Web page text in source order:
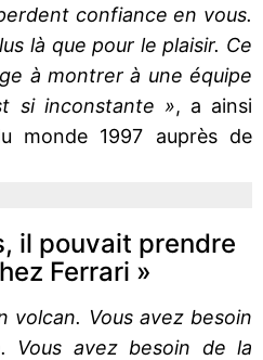
confiance en vous.
là que pour le plaisir. Ce
à montrer à une équipe
si inconstante », a ainsi
monde 1997 auprès de
il pouvait prendre
Ferrari »
volcan. Vous avez besoin
Vous avez besoin de la